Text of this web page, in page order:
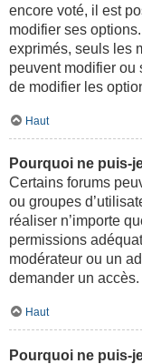
encore voté, il est
modifier ses
exprimés, seuls les
peuvent modifier ou
de modifier les
Haut
Pourquoi ne puis-
Certains forums
ou groupes
réaliser n’importe
permissions
modérateur ou un
demander un accès.
Haut
Pourquoi ne puis-